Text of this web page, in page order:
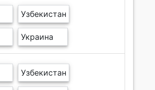
Узбекистан
Украина
Узбекистан